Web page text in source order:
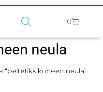
0
neula
“peitetikkikoneen neula”